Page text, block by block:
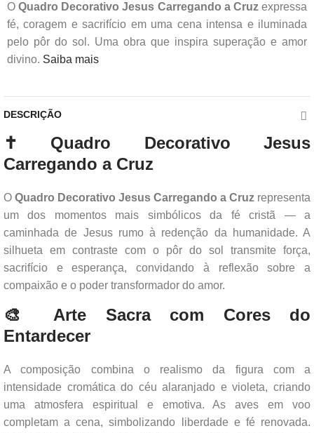
OQuadro Decorativo Jesus Carregando a Cruzexpressa
fé, coragem e sacrifício em uma cena intensa e iluminada
pelo pôr do sol. Uma obra que inspira superação e amor
divino. Saiba mais
DESCRIÇÃO
✝️ Quadro Decorativo Jesus
Carregando a Cruz
O Quadro Decorativo Jesus Carregando a Cruz representa
um dos momentos mais simbólicos da fé cristã — a
caminhada de Jesus rumo à redenção da humanidade. A
silhueta em contraste com o pôr do sol transmite força,
sacrifício e esperança, convidando à reflexão sobre a
compaixão e o poder transformador do amor.
🎨 Arte Sacra com Cores do
Entardecer
A composição combina o realismo da figura com a
intensidade cromática do céu alaranjado e violeta, criando
uma atmosfera espiritual e emotiva. As aves em voo
completam a cena, simbolizando liberdade e fé renovada.